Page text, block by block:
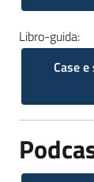
Libro-guida:
Case